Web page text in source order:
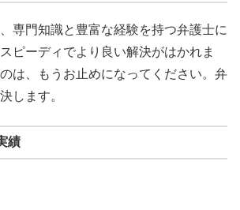
専門知識と豊富な経験を持つ弁護士に
ピーディでより良い解決がはかれま
は、もうお止めになってください。弁
します。
績